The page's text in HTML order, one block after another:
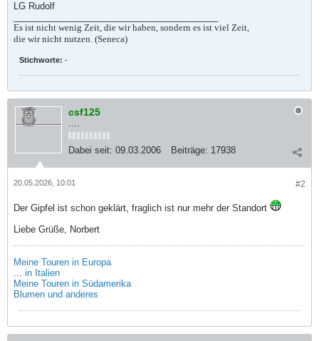
LG Rudolf
Es ist nicht wenig Zeit, die wir haben, sondern es ist viel Zeit,
die wir nicht nutzen. (Seneca)
Stichworte: -
csf125
....
Dabei seit: 09.03.2006 Beiträge: 17938
#2
20.05.2026, 10:01
Der Gipfel ist schon geklärt, fraglich ist nur mehr der Standort
Liebe Grüße, Norbert
Meine Touren in Europa
... in Italien
Meine Touren in Südamerika
Blumen und anderes